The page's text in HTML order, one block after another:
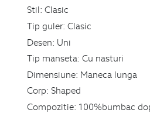
Stil: Clasic
Tip guler: Clasic
Desen: Uni
Tip manseta: Cu nasturi
Dimensiune: Maneca lunga
Corp: Shaped
Compozitie: 100%bumbac